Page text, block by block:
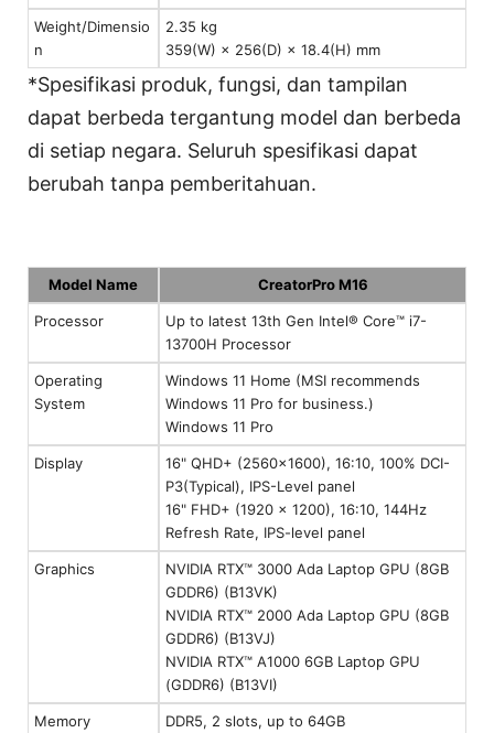
Weight/Dimensio
n
2.35 kg
359(W) × 256(D) × 18.4(H) mm
*Spesifikasi produk, fungsi, dan tampilan
dapat berbeda tergantung model dan berbeda
di setiap negara. Seluruh spesifikasi dapat
berubah tanpa pemberitahuan.
Model Name CreatorPro M16
Processor
Up to latest 13th Gen Intel® Core™ i7-
13700H Processor
Operating
System
Windows 11 Home (MSI recommends
Windows 11 Pro for business.)
Windows 11 Pro
Display
16" QHD+ (2560x1600), 16:10, 100% DCI-
P3(Typical), IPS-Level panel
16" FHD+ (1920 x 1200), 16:10, 144Hz
Refresh Rate, IPS-level panel
Graphics
NVIDIA RTX™ 3000 Ada Laptop GPU (8GB
GDDR6) (B13VK)
NVIDIA RTX™ 2000 Ada Laptop GPU (8GB
GDDR6) (B13VJ)
NVIDIA RTX™ A1000 6GB Laptop GPU
(GDDR6) (B13VI)
Memory DDR5, 2 slots, up to 64GB